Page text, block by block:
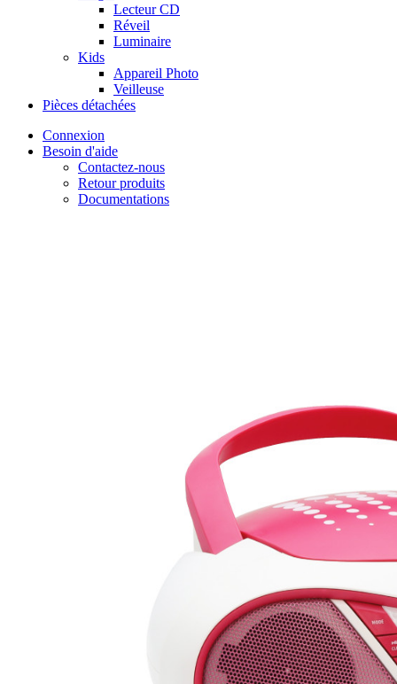
Lecteur CD
Réveil
Luminaire
Kids
Appareil Photo
Veilleuse
Pièces détachées
Connexion
Besoin d'aide
Contactez-nous
Retour produits
Documentations